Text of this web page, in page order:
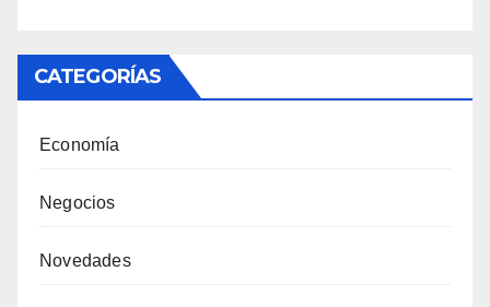
CATEGORÍAS
Economía
Negocios
Novedades